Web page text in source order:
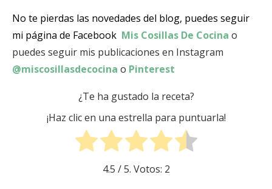
No te pierdas las novedades del blog, puedes seguir
mi página de Facebook Mis Cosillas De Cocina o
puedes seguir mis publicaciones en Instagram
@miscosillasdecocina o Pinterest
¿Te ha gustado la receta?
¡Haz clic en una estrella para puntuarla!
4.5 / 5. Votos: 2